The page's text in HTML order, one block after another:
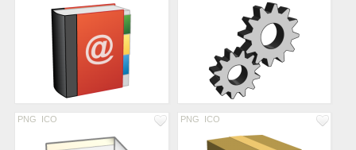
PNG ICO PNG ICO